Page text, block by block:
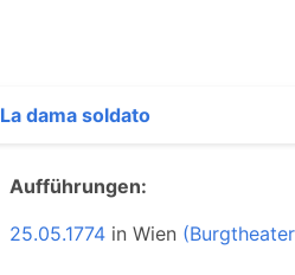
La dama soldato
Aufführungen:
25.05.1774 inWien